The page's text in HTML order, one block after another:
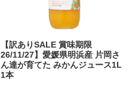
【訳ありSALE 賞味期限
26/11/27】愛媛県明浜産 片岡さ
ん達が育てた みかんジュース1L
1本